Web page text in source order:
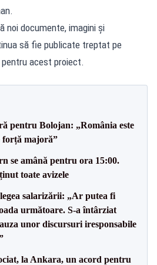
noi documente, imagini și
să fie publicate treptat pe
acest proiect.
pentru Bolojan: „România este
forță majoră”
se amână pentru ora 15:00.
toate avizele
salarizării: „Ar putea fi
următoare. S-a întârziat
unor discursuri iresponsabile
la Ankara, un acord pentru